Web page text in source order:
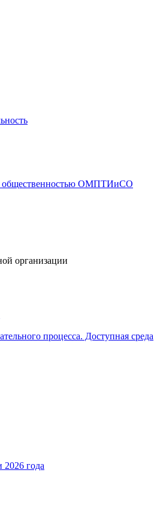
с общественностью ОМПТИиСО
организации
процесса. Доступная среда
года